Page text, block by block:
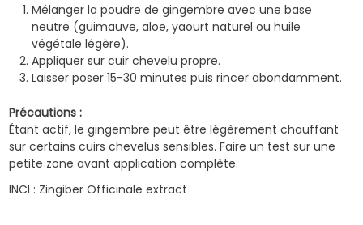
Mélanger la poudre de gingembre avec une base
neutre (guimauve, aloe, yaourt naturel ou huile
végétale légère).
Appliquer sur cuir chevelu propre.
Laisser poser 15-30 minutes puis rincer abondamment.
Précautions :
Étant actif, le gingembre peut être légèrement chauffant
sur certains cuirs chevelus sensibles. Faire un test sur une
petite zone avant application complète.
INCI : Zingiber Officinale extract